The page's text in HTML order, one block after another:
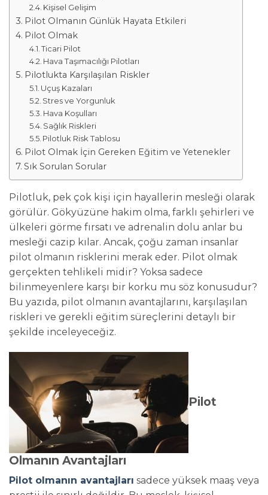
Kişisel Gelişim
Pilot Olmanın Günlük Hayata Etkileri
Pilot Olmak
Ticari Pilot
Hava Taşımacılığı Pilotları
Pilotlukta Karşılaşılan Riskler
Uçuş Kazaları
Stres ve Yorgunluk
Hava Koşulları
Sağlık Riskleri
Pilotluk Risk Tablosu
Pilot Olmak İçin Gereken Eğitim ve Yetenekler
Sık Sorulan Sorular
Pilotluk, pek çok kişi için hayallerin mesleği olarak
görülür. Gökyüzüne hakim olma, farklı şehirleri ve
ülkeleri görme fırsatı ve adrenalin dolu anlar bu
mesleği cazip kılar. Ancak, çoğu zaman insanlar
pilot olmanın risklerini merak eder. Pilot olmak
gerçekten tehlikeli midir? Yoksa sadece
bilinmeyenlere karşı bir korku mu söz konusudur?
Bu yazıda, pilot olmanın avantajlarını, karşılaşılan
riskleri ve gerekli eğitim süreçlerini detaylı bir
şekilde inceleyeceğiz.
Pilot
Olmanın Avantajları
Pilot olmanın avantajları sadece yüksek maaş veya